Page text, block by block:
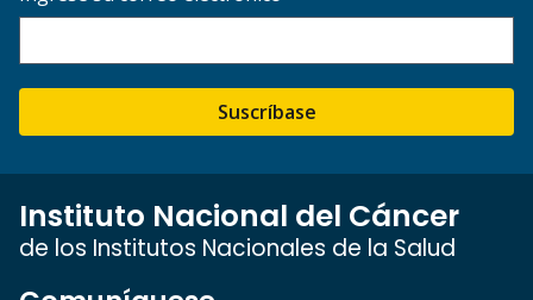
Suscríbase
Instituto Nacional del Cáncer
de los Institutos Nacionales de la Salud